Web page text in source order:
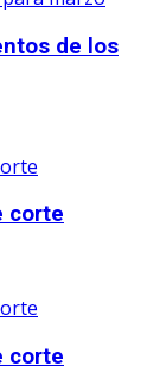
de los
corte
corte